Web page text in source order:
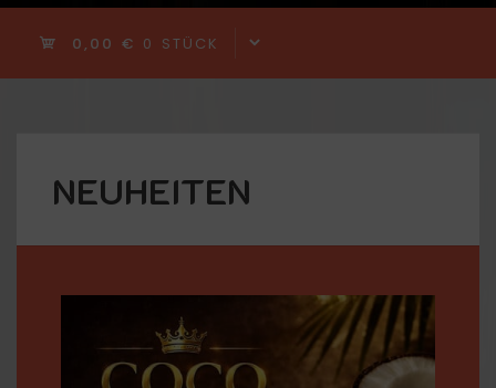
0,00 € 0 STÜCK
NEUHEITEN